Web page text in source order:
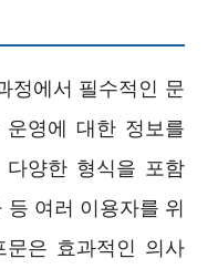
정에서 필수적인 문
영에 대한 정보를
양한 형식을 포함
여러 이용자를 위
은 효과적인 의사